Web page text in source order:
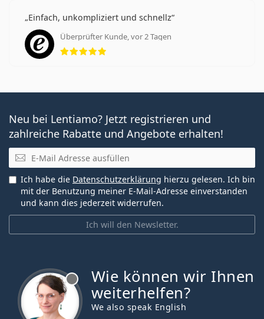
Einfach, unkompliziert und schnellz
Überprüfter Kunde, vor 2 Tagen
Bewertung 5 aus 5
Neu bei Lentiamo? Jetzt registrieren und
zahlreiche Rabatte und Angebote erhalten!
E-Mail
Ich will den Newsletter.
Ich habe die Datenschutzerklärung hierzu gelesen. Ich bin
mit der Benutzung meiner E-Mail-Adresse einverstanden
und kann dies jederzeit widerrufen.
Wie können wir Ihnen
weiterhelfen?
We also speak English